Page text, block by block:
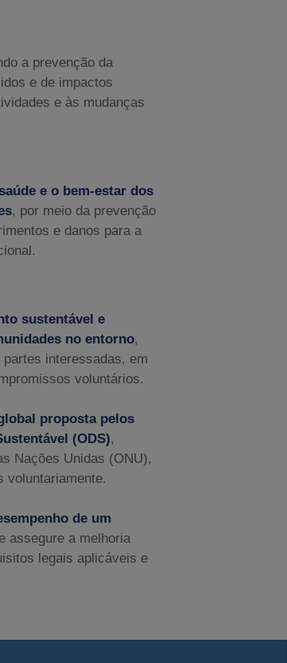
a prevenção da
e de impactos
e às mudanças
e o bem-estar dos
, por meio da prevenção
e danos para a
sustentável e
no entorno,
interessadas, em
voluntários.
proposta pelos
(ODS),
Nações Unidas (ONU),
voluntariamente.
de um
assegure a melhoria
legais aplicáveis e